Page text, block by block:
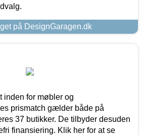
på DesignGaragen.dk
inden for møbler og
prismatch gælder både på
37 butikker. De tilbyder desuden
finansiering. Klik her for at se